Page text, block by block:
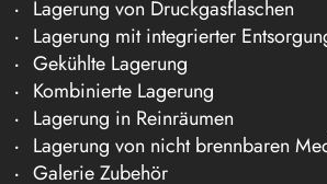
Lagerung von Druckgasflaschen
Lagerung mit integrierter
Gekühlte Lagerung
Kombinierte Lagerung
Lagerung in Reinräumen
Lagerung von nicht brennbaren
Galerie Zubehör